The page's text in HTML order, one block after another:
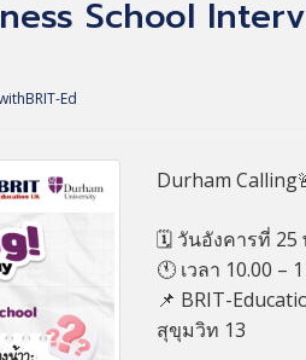
School
Ed
Durham Calling
🗓️ วันอังคารที่ 25
🕚 เวลา 10.00 –
📌 BRIT-
สุขุมวิท 13